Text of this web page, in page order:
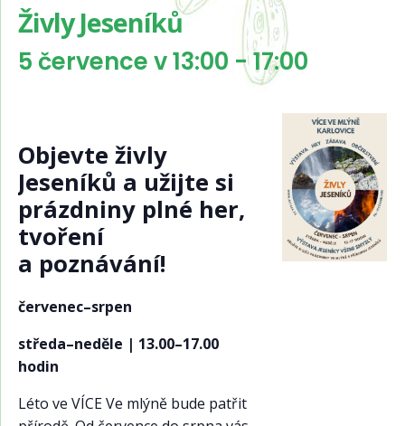
Živly Jeseníků
5 července v 13:00 -17:00
Objevte živly
Jeseníků a užijte si
prázdniny plné her,
tvoření
a poznávání!
červenec–srpen
středa–neděle | 13.00–17.00
hodin
Léto ve VÍCE Ve mlýně bude patřit